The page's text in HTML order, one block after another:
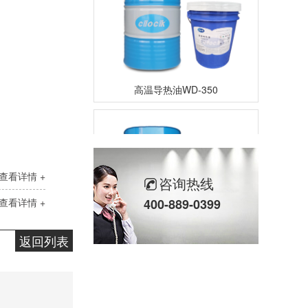
看详情 +
看详情 +
返回列表
高温导热油WD-350
高温导热油HD-350
咨询热线
400-889-0399